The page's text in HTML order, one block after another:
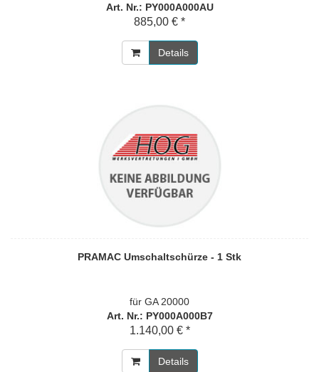
Art. Nr.: PY000A000AU
885,00 € *
Details
PRAMAC Umschaltschürze - 1 Stk
für GA 20000
Art. Nr.: PY000A000B7
1.140,00 € *
Details